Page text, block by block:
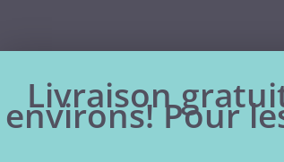
Livraison
environs! Pour